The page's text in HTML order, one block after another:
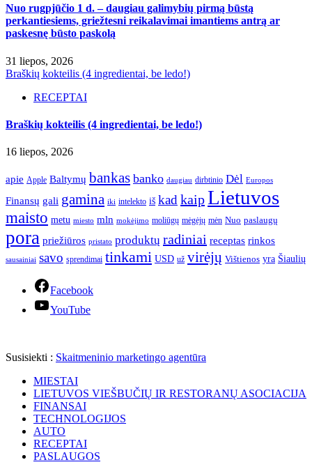
Nuo rugpjūčio 1 d. – daugiau galimybių pirmą būstą
perkantiesiems, griežtesni reikalavimai imantiems antrą ar
paskesnę būsto paskolą
31 liepos, 2026
Braškių kokteilis (4 ingredientai, be ledo!)
RECEPTAI
Braškių kokteilis (4 ingredientai, be ledo!)
16 liepos, 2026
apie Apple Baltymų bankas banko daugiau dirbtinio Dėl Europos
Finansų gali gamina iki intelekto iš kad kaipLietuvos
maisto metu miesto mln mokėjimo moliūgų mėgėjų mėn Nuo paslaugų
pora priežiūros pristato produktų radiniai receptas rinkos
sausainiai savo sprendimai tinkami USD už virėjų Vištienos yra Šiaulių
Facebook
YouTube
Susisiekti : Skaitmeninio marketingo agentūra
MIESTAI
LIETUVOS VIEŠBUČIŲ IR RESTORANŲ ASOCIACIJA
FINANSAI
TECHNOLOGIJOS
AUTO
RECEPTAI
PASLAUGOS